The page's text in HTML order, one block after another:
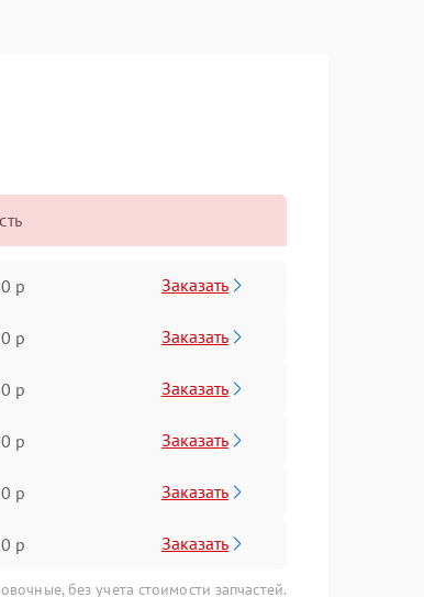
р Заказать
р Заказать
р Заказать
р Заказать
р Заказать
р Заказать
без учета стоимости запчастей.